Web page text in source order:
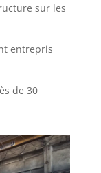
sur les
entrepris
de 30